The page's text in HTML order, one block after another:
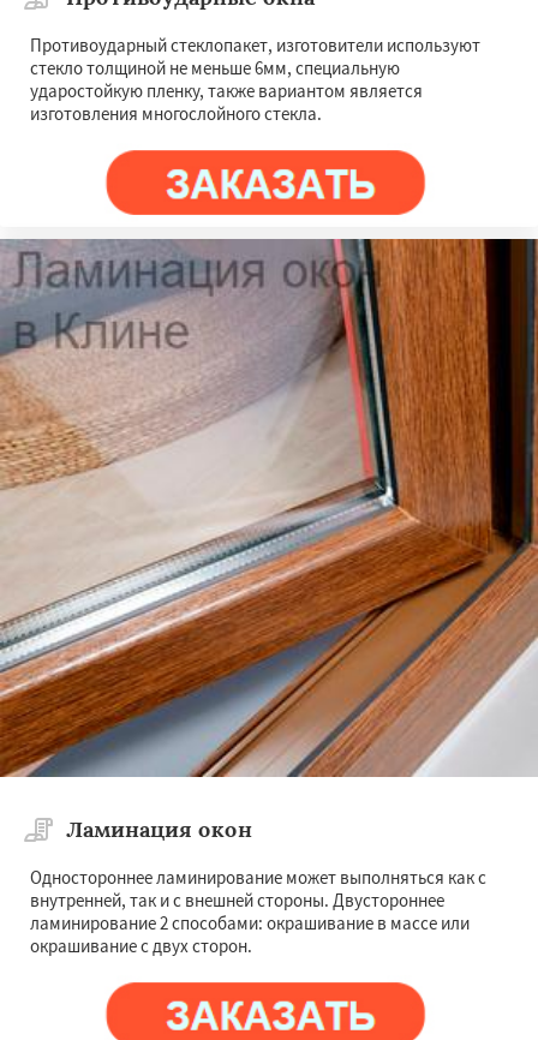
Противоударный стеклопакет, изготовители используют
стекло толщиной не меньше 6мм, специальную
ударостойкую пленку, также вариантом является
изготовления многослойного стекла.
Ламинация окон
Одностороннее ламинирование может выполняться как с
внутренней, так и с внешней стороны. Двустороннее
ламинирование 2 способами: окрашивание в массе или
окрашивание с двух сторон.